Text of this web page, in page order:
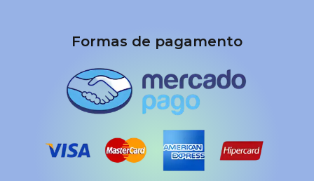
Formas de pagamento